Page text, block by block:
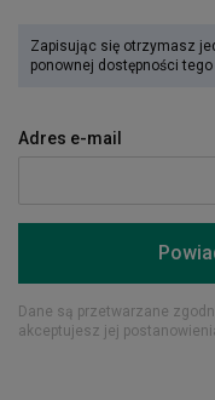
Zapisując się otrzymasz
ponownej dostępności tego
Adres e-mail
Dane są przetwarzane
akceptujesz jej